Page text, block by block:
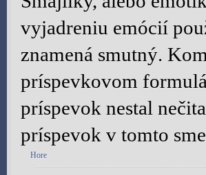
vyjadreniu emócií
znamená smutný.
príspevkovom
príspevok nestal
príspevok v tomto
Hore